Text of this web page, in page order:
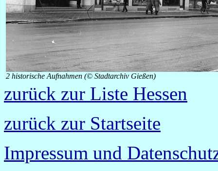
2 historische Aufnahmen (© Stadtarchiv Gießen)
zurück zur Liste Hessen
zurück zur Startseite
Impressum und